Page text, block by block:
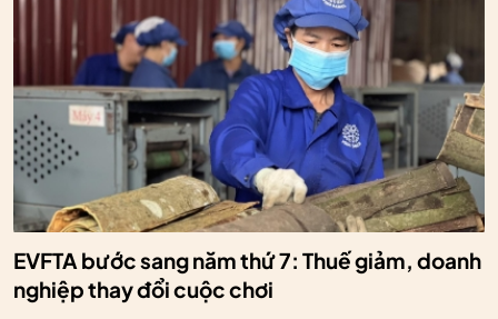
EVFTA bước sang năm thứ 7: Thuế giảm, doanh
nghiệp thay đổi cuộc chơi